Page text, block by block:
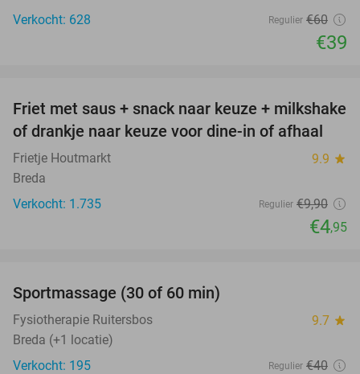
Verkocht: 628
Regulier €60
€39
50%
Friet met saus + snack naar keuze + milkshake
of drankje naar keuze voor dine-in of afhaal
Frietje Houtmarkt 9.9 star
Breda
Verkocht: 1.735
Regulier €9,90
€4,95
Sportmassage (30 of 60 min)
Fysiotherapie Ruitersbos 9.7 star
Breda (+1 locatie)
Verkocht: 195
Regulier €40